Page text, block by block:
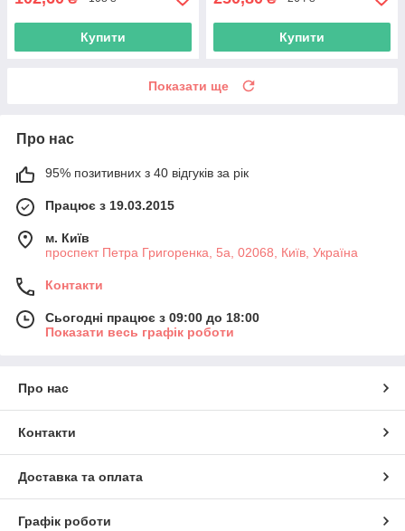
Купити Купити
Показати ще
Про нас
95% позитивних з 40 відгуків за рік
Працює з 19.03.2015
м. Київ
проспект Петра Григоренка, 5а, 02068, Київ, Україна
Контакти
Сьогодні працює з 09:00 до 18:00
Показати весь графік роботи
Про нас
Контакти
Доставка та оплата
Графік роботи